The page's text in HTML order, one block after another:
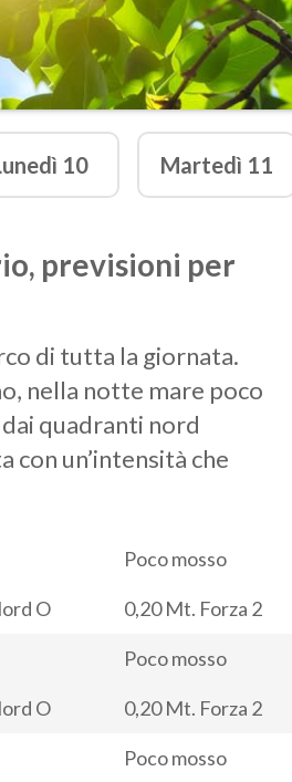
10 Martedì 11
, previsioni per
di tutta la giornata.
nella notte mare poco
quadranti nord
un’intensità che
Poco mosso
O 0,20 Mt. Forza 2
Poco mosso
O 0,20 Mt. Forza 2
Poco mosso